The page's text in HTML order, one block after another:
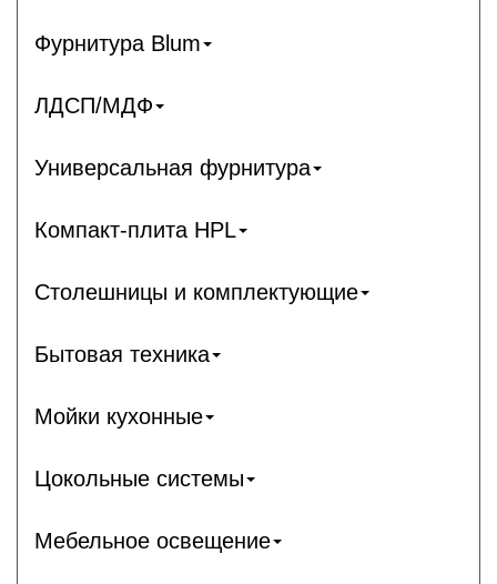
Фурнитура Blum
ЛДСП/МДФ
Универсальная фурнитура
Компакт-плита HPL
Столешницы и комплектующие
Бытовая техника
Мойки кухонные
Цокольные системы
Мебельное освещение